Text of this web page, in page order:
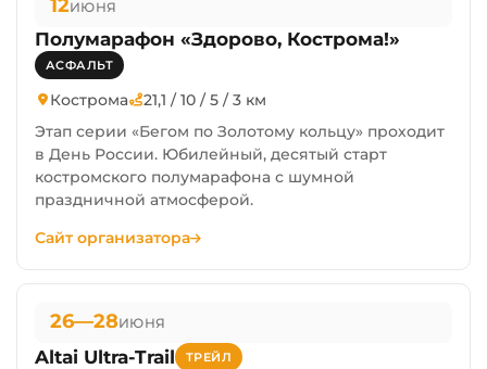
12ИЮНЯ
Полумарафон «Здорово, Кострома!»
АСФАЛЬТ
Кострома 21,1 / 10 / 5 / 3 км
Этап серии «Бегом по Золотому кольцу» проходит
в День России. Юбилейный, десятый старт
костромского полумарафона с шумной
праздничной атмосферой.
Сайт организатора
26—28ИЮНЯ
Altai Ultra-Trail ТРЕЙЛ